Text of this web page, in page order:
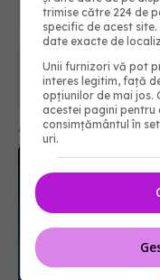
URMĂRITORI
365
URMĂRITORI
ARTICOLE
trimise către 224 de
specific de acest
date exacte de
Unii furnizori vă pot
interes legitim, față
opțiunilor de mai jos.
acestei pagini pentru
consimțământul în
uri.